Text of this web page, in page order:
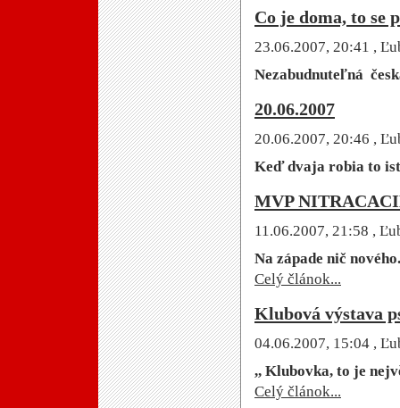
Co je doma, to se
23.06.2007, 20:41 ,
Nezabudnuteľná
20.06.2007
20.06.2007, 20:46 ,
Keď dvaja robia to
MVP
11.06.2007, 21:58 ,
Na západe nič
Celý článok...
Klubová výstava
04.06.2007, 15:04 ,
,, Klubovka, to je
Celý článok...